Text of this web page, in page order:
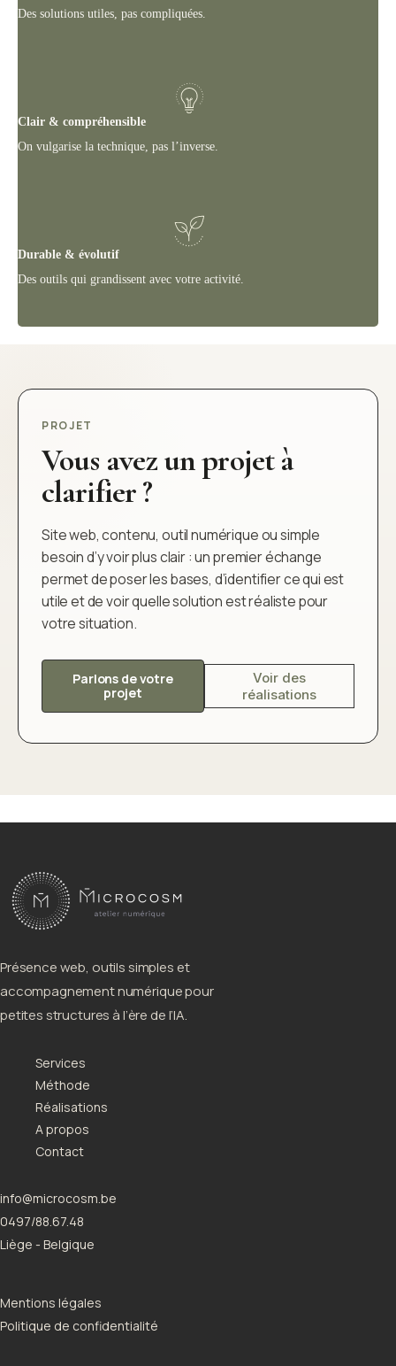
Des solutions utiles, pas compliquées.
Clair & compréhensible
On vulgarise la technique, pas l’inverse.
Durable & évolutif
Des outils qui grandissent avec votre activité.
PROJET
Vous avez un projet à
clarifier ?
Site web, contenu, outil numérique ou simple
besoin d’y voir plus clair : un premier échange
permet de poser les bases, d’identifier ce qui est
utile et de voir quelle solution est réaliste pour
votre situation.
Parlons de votre
projet
Voir des
réalisations
Présence web, outils simples et
accompagnement numérique pour
petites structures à l’ère de l’IA.
Services
Méthode
Réalisations
A propos
Contact
info@microcosm.be
0497/88.67.48
Liège - Belgique
Mentions légales
Politique de confidentialité